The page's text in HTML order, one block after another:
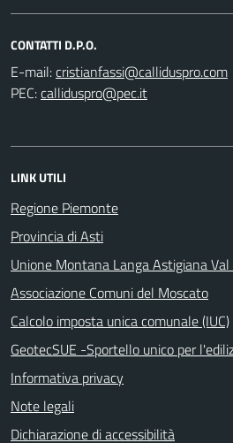
CONTATTI D.P.O.
E-mail:
PEC:
LINK UTILI
Regione Piemonte
Provincia di Asti
Unione Montana Langa Astigiana
Associazione Comuni del Moscato
Calcolo imposta unica comunale (IUC)
GeotecSUE -Sportello unico per
Informativa privacy
Note legali
Dichiarazione di accessibilità